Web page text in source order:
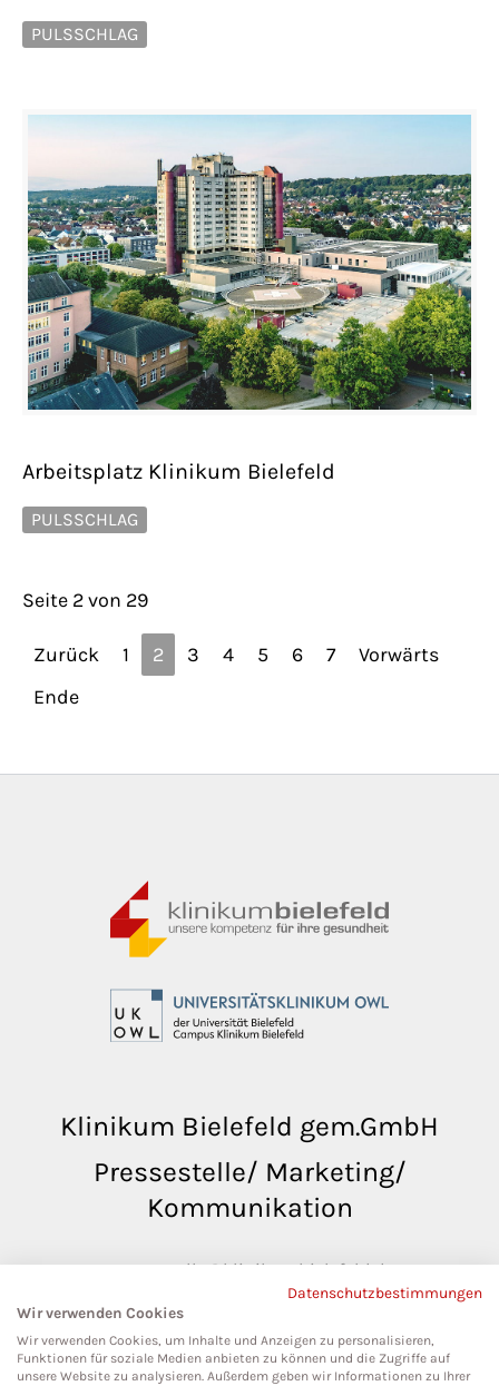
PULSSCHLAG
Arbeitsplatz Klinikum Bielefeld
PULSSCHLAG
Seite 2 von 29
Zurück 1 2 3 4 5 6 7
Vorwärts
Ende
Klinikum Bielefeld gem.GmbH
Pressestelle/ Marketing/
Kommunikation
pressestelle@klinikumbielefeld.de
Teutoburger Str. 50
33604 Bielefeld
Datenschutzbestimmungen
Wir verwenden Cookies
Wir verwenden Cookies, um Inhalte und Anzeigen zu personalisieren,
Funktionen für soziale Medien anbieten zu können und die Zugriffe auf
unsere Website zu analysieren. Außerdem geben wir Informationen zu Ihrer